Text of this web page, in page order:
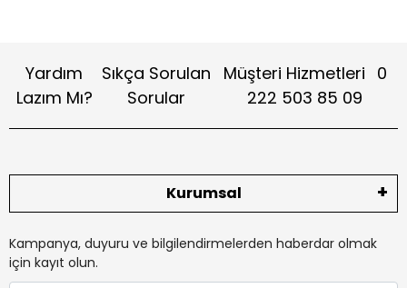
Yardım
Lazım Mı?
Sıkça Sorulan
Sorular
Müşteri Hizmetleri 0
222 503 85 09
Kurumsal
Kampanya, duyuru ve bilgilendirmelerden haberdar olmak
için kayıt olun.